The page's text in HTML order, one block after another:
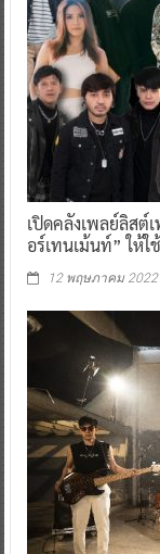
เปิดคลังเพลย์ลิสต์
อร์เทนเม้นท์” ให้
12 พฤษภาคม 2022